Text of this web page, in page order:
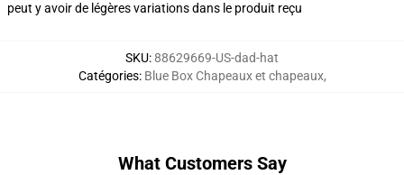
peut y avoir de légères variations dans le produit reçu
SKU:88629669-US-dad-hat
Catégories: Blue Box Chapeaux et chapeaux,
What Customers Say